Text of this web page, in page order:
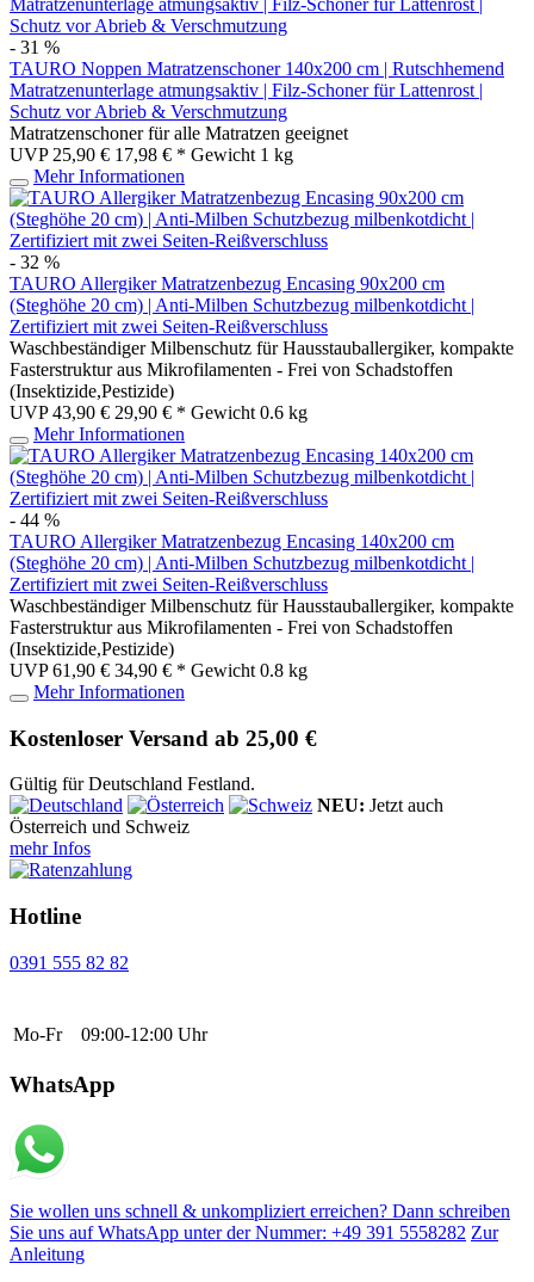
- 31 %
TAURO Noppen Matratzenschoner 140x200 cm | Rutschhemend
Matratzenunterlage atmungsaktiv | Filz-Schoner für Lattenrost |
Schutz vor Abrieb & Verschmutzung
Matratzenschoner für alle Matratzen geeignet
UVP 25,90 € 17,98 € * Gewicht 1 kg
Mehr Informationen
- 32 %
TAURO Allergiker Matratzenbezug Encasing 90x200 cm
(Steghöhe 20 cm) | Anti-Milben Schutzbezug milbenkotdicht |
Zertifiziert mit zwei Seiten-Reißverschluss
Waschbeständiger Milbenschutz für Hausstauballergiker, kompakte
Fasterstruktur aus Mikrofilamenten - Frei von Schadstoffen
(Insektizide,Pestizide)
UVP 43,90 € 29,90 € * Gewicht 0.6 kg
Mehr Informationen
- 44 %
TAURO Allergiker Matratzenbezug Encasing 140x200 cm
(Steghöhe 20 cm) | Anti-Milben Schutzbezug milbenkotdicht |
Zertifiziert mit zwei Seiten-Reißverschluss
Waschbeständiger Milbenschutz für Hausstauballergiker, kompakte
Fasterstruktur aus Mikrofilamenten - Frei von Schadstoffen
(Insektizide,Pestizide)
UVP 61,90 € 34,90 € * Gewicht 0.8 kg
Mehr Informationen
Kostenloser Versand ab 25,00 €
Gültig für Deutschland Festland.
NEU: Jetzt auch
Österreich und Schweiz
mehr Infos
Hotline
0391 555 82 82
Mo-Fr 09:00-12:00 Uhr
WhatsApp
Sie wollen uns schnell & unkompliziert erreichen? Dann schreiben
Sie uns auf WhatsApp unter der Nummer: +49 391 5558282 Zur
Anleitung